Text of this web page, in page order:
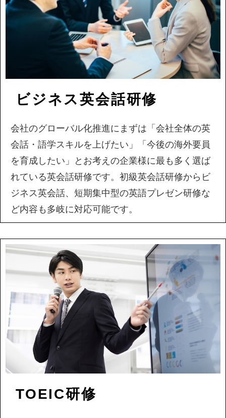
ビジネス英会話研修
会社のグローバル化推進にまずは「会社全体の英
会話・語学スキルを上げたい」「今後の海外要員
を育成したい」とお考えの企業様に最も多く選ば
れている英会話研修です。初級英会話研修からビ
ジネス英会話、短期集中型の英語プレゼン研修な
ど内容も多岐に対応可能です。
TOEIC研修